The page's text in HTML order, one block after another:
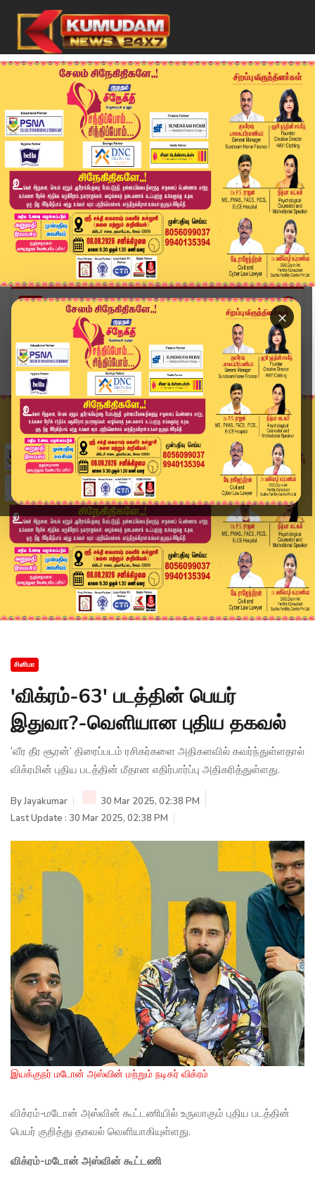
×
Home
சினிமா
'விக்ரம்-63' படத்தின் பெயர் இதுவா?-வெளியான புதி...
சினிமா
'விக்ரம்-63' படத்தின் பெயர்
இதுவா?-வெளியான புதிய தகவல்
‘வீர தீர சூரன்’ திரைப்படம் ரசிகர்களை அதிகளவில் கவர்ந்துள்ளதால்
விக்ரமின் புதிய படத்தின் மீதான எதிர்பார்ப்பு அதிகரித்துள்ளது.
ByJayakumar
30 Mar 2025, 02:38 PM
Last Update : 30 Mar 2025, 02:38 PM
இயக்குநர் மடோன் அஸ்வின் மற்றும் நடிகர் விக்ரம்
விக்ரம்-மடோன் அஸ்வின் கூட்டணியில் உருவாகும் புதிய படத்தின்
பெயர் குறித்து தகவல் வெளியாகியுள்ளது.
விக்ரம்-மடோன் அஸ்வின் கூட்டணி